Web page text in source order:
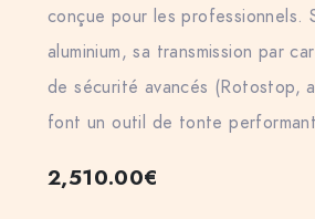
conçue pour les professionnels.
aluminium, sa transmission par
de sécurité avancés (Rotostop,
font un outil de tonte
2,510.00€